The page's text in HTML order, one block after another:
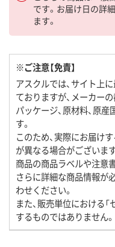
です。お届け日の詳
ます。
※ご注意【免責】
アスクルでは、サイト上
ておりますが、メーカーの
パッケージ、原材料、原
す。
このため、実際にお届け
が異なる場合がございま
商品の商品ラベルや注意
さらに詳細な商品情報が
わせください。
また、販売単位における
するものではありません